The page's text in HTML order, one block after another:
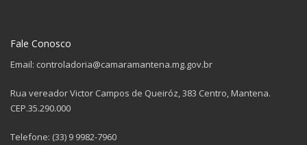
Fale Conosco
Email: controladoria@camaramantena.mg.gov.br
Rua vereador Victor Campos de Queiróz, 383 Centro, Mantena.
CEP.35.290.000
Telefone: (33) 9 9982-7960